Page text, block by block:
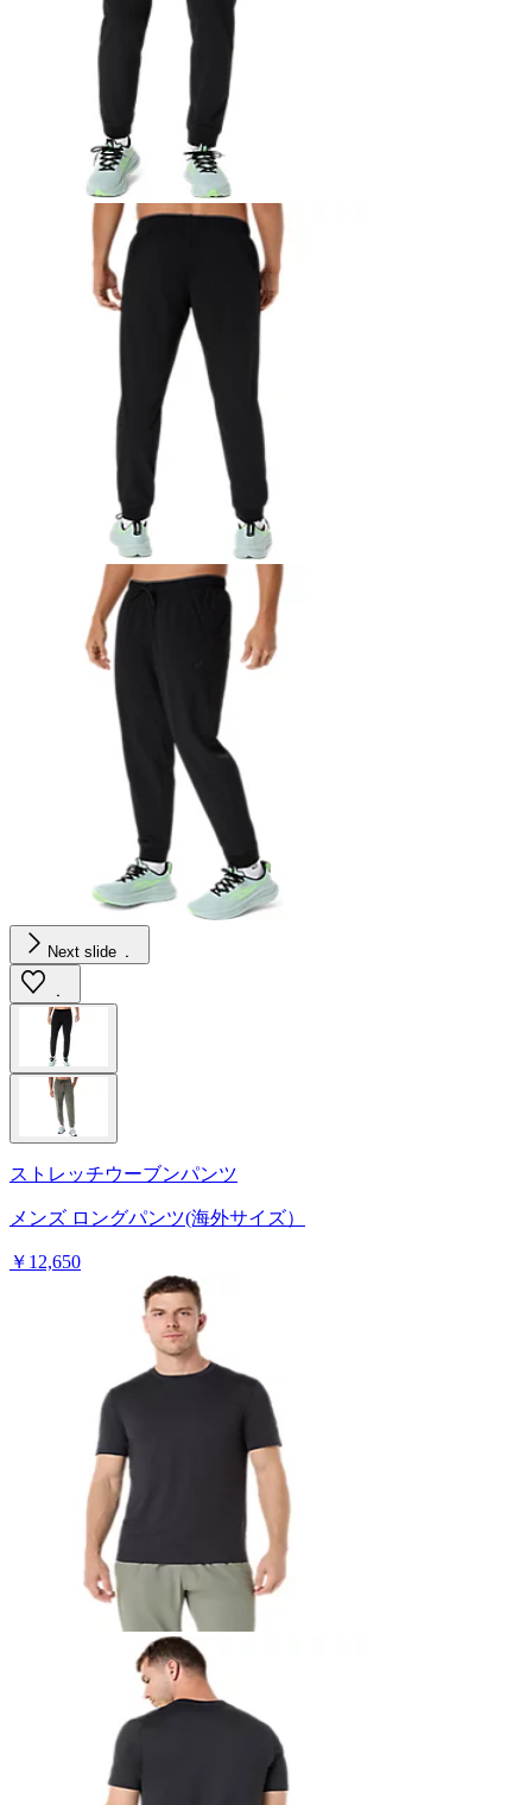
Next slide
ストレッチウーブンパンツ
メンズ ロングパンツ(海外サイズ）
￥12,650